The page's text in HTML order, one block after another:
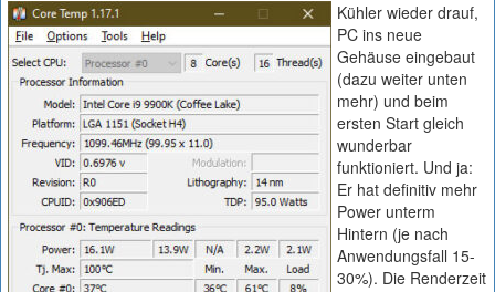
Kühler wieder drauf,
PC ins neue
Gehäuse eingebaut
(dazu weiter unten
mehr) und beim
ersten Start gleich
wunderbar
funktioniert. Und ja:
Er hat definitiv mehr
Power unterm
Hintern (je nach
Anwendungsfall 15-
30%). Die Renderzeit